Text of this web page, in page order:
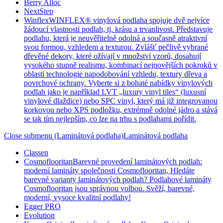
Berry Alloc
NextStep
WinflexWINFLEX® vinylová podlaha spojuje dvě nejvíce
žádoucí vlastnosti podlah, tj. krásu a trvanlivost. Představuje
podlahu, která je neuvěřitelně odolná a současně atraktivní
svou formou, vzhledem a texturou. Zvlášť pečlivě vybrané
dřevěné dekory, které ožívají v množství vzorů, dosahují
vysokého stupně realismu, kombinací nejnovějších pokroků v
oblasti technologie napodobování vzhledu, textury dřeva a
povrchové ochrany. Vyberte si z bohaté nabídky vinylových
podlah jako je například LVT „luxury vinyl tiles“ (luxusní
vinylové dlaždice) nebo SPC vinyl, který má již integrovanou
korkovou nebo XPS podložku, extrémně odolné jádro a stává
se tak tím nejlepším, co lze na trhu s podlahami pořídit.
Close submenu (Laminátová podlaha)Laminátová podlaha
Classen
CosmoflooritanBarevné provedení laminátových podlah:
moderní lamináty společnosti Cosmoflooritan, Hledáte
barevné varianty laminátových podlah? Podlahové lamináty
Cosmoflooritan jsou správnou volbou. Svěží, barevné,
moderní, vysoce kvalitní podlahy!
Egger PRO
Evolution